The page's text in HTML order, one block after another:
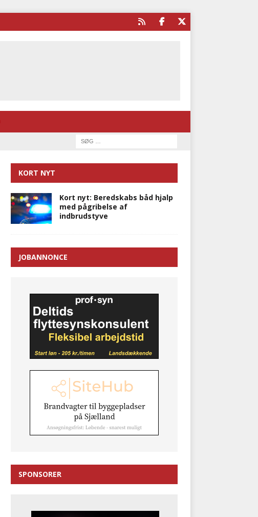
KORT NYT
Kort nyt: Beredskabs båd hjalp
med pågribelse af
indbrudstyve
JOBANNONCE
SPONSORER